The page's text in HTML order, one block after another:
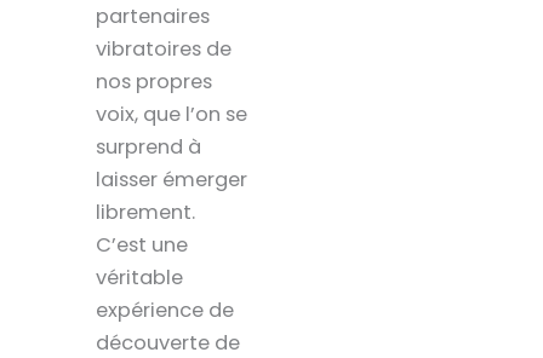
partenaires
vibratoires de
nos propres
voix, que l’on se
surprend à
laisser émerger
librement.
C’est une
véritable
expérience de
découverte de